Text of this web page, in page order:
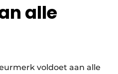
alle
voldoet aan alle